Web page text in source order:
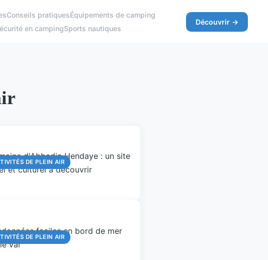
Conseils pratiquesÉquipements de camping
en campingSports nautiques
Découvrir →
DE PLEIN AIR
DE PLEIN AIR